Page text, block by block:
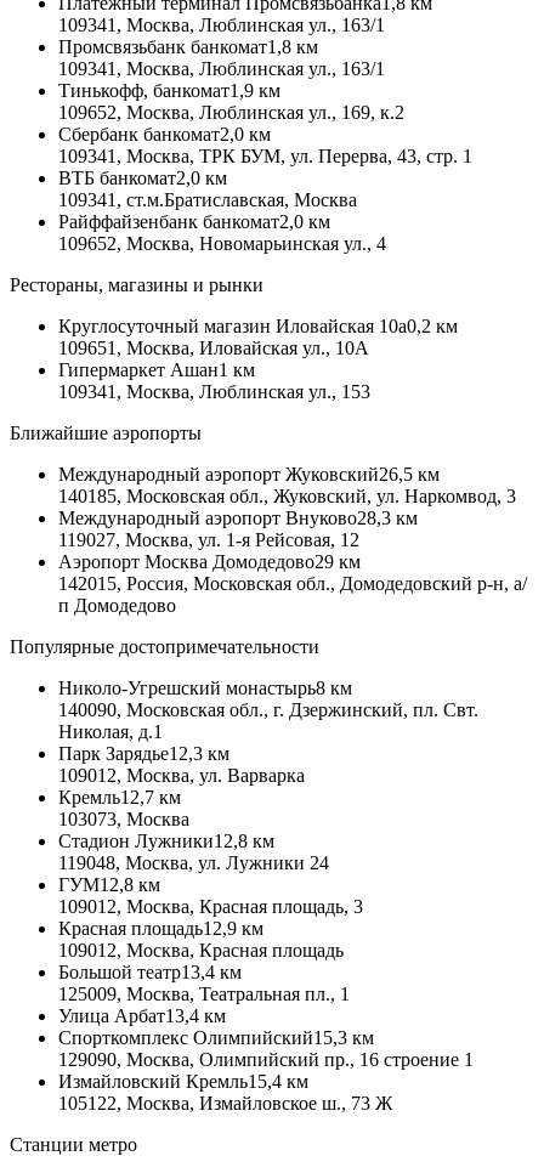
109341, Москва, Люблинская ул., 163/1
Промсвязьбанк банкомат1,8 км
109341, Москва, Люблинская ул., 163/1
Тинькофф, банкомат1,9 км
109652, Москва, Люблинская ул., 169, к.2
Сбербанк банкомат2,0 км
109341, Москва, ТРК БУМ, ул. Перерва, 43, стр. 1
ВТБ банкомат2,0 км
109341, ст.м.Братиславская, Москва
Райффайзенбанк банкомат2,0 км
109652, Москва, Новомарьинская ул., 4
Рестораны, магазины и рынки
Круглосуточный магазин Иловайская 10а0,2 км
109651, Москва, Иловайская ул., 10А
Гипермаркет Ашан1 км
109341, Москва, Люблинская ул., 153
Ближайшие аэропорты
Международный аэропорт Жуковский26,5 км
140185, Московская обл., Жуковский, ул. Наркомвод, 3
Международный аэропорт Внуково28,3 км
119027, Москва, ул. 1-я Рейсовая, 12
Аэропорт Москва Домодедово29 км
142015, Россия, Московская обл., Домодедовский р-н, а/
п Домодедово
Популярные достопримечательности
Николо-Угрешский монастырь8 км
140090, Московская обл., г. Дзержинский, пл. Свт.
Николая, д.1
Парк Зарядье12,3 км
109012, Москва, ул. Варварка
Кремль12,7 км
103073, Москва
Стадион Лужники12,8 км
119048, Москва, ул. Лужники 24
ГУМ12,8 км
109012, Москва, Красная площадь, 3
Красная площадь12,9 км
109012, Москва, Красная площадь
Большой театр13,4 км
125009, Москва, Театральная пл., 1
Улица Арбат13,4 км
Спорткомплекс Олимпийский15,3 км
129090, Москва, Олимпийский пр., 16 строение 1
Измайловский Кремль15,4 км
105122, Москва, Измайловское ш., 73 Ж
Станции метро